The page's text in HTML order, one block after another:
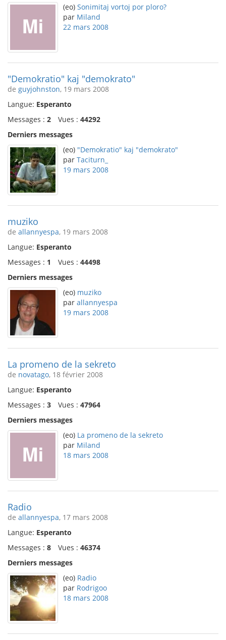
(eo) Sonimitaj vortoj por ploro?
par Miland
22 mars 2008
"Demokratio" kaj "demokrato"
de guyjohnston, 19 mars 2008
Langue: Esperanto
Messages : 2 Vues : 44292
Derniers messages
(eo) "Demokratio" kaj "demokrato"
par Taciturn_
19 mars 2008
muziko
de allannyespa, 19 mars 2008
Langue: Esperanto
Messages : 1 Vues : 44498
Derniers messages
(eo) muziko
par allannyespa
19 mars 2008
La promeno de la sekreto
de novatago, 18 février 2008
Langue: Esperanto
Messages : 3 Vues : 47964
Derniers messages
(eo) La promeno de la sekreto
par Miland
18 mars 2008
Radio
de allannyespa, 17 mars 2008
Langue: Esperanto
Messages : 8 Vues : 46374
Derniers messages
(eo) Radio
par Rodrigoo
18 mars 2008